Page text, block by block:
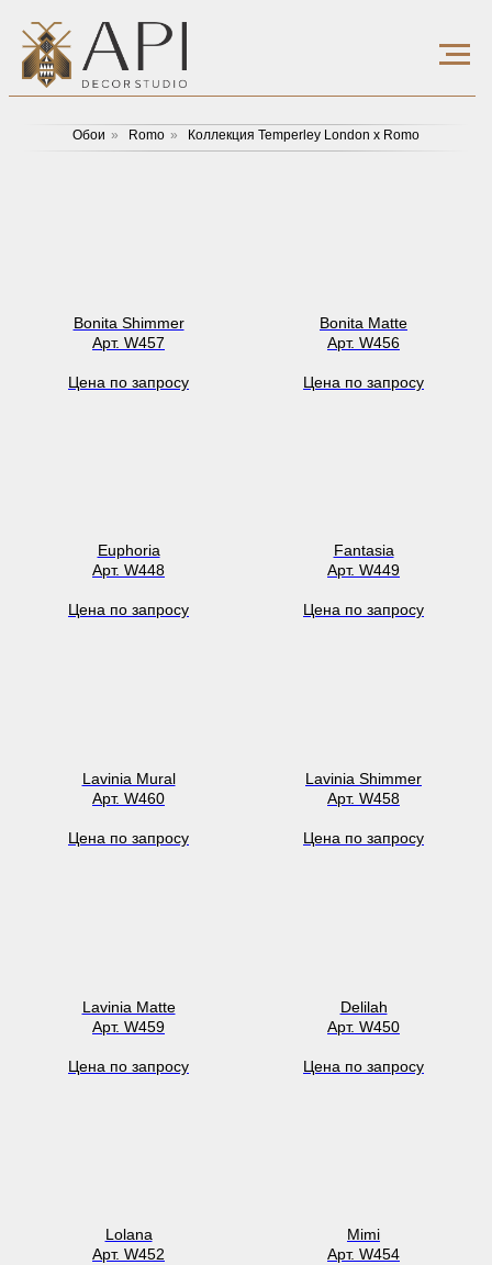
Обои » Romo » Коллекция Temperley London x Romo
Bonita Shimmer
Арт. W457
Цена по запросу
Bonita Matte
Арт. W456
Цена по запросу
Euphoria
Арт. W448
Цена по запросу
Fantasia
Арт. W449
Цена по запросу
Lavinia Mural
Арт. W460
Цена по запросу
Lavinia Shimmer
Арт. W458
Цена по запросу
Lavinia Matte
Арт. W459
Цена по запросу
Delilah
Арт. W450
Цена по запросу
Lolana
Арт. W452
Mimi
Арт. W454